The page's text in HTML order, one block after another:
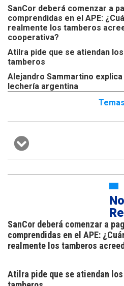
SanCor deberá comenzar a
comprendidas en el APE:
realmente los tamberos
cooperativa?
Atilra pide que se atiendan
tamberos
Alejandro Sammartino
lechería argentina
Temas |
SanCor deberá comenzar a
comprendidas en el APE:
realmente los tamberos
Atilra pide que se atiendan